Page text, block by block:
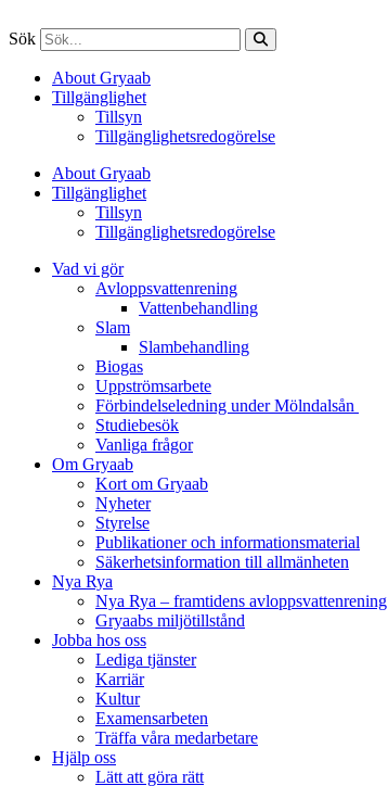
Sök
About Gryaab
Tillgänglighet
Tillsyn
Tillgänglighetsredogörelse
About Gryaab
Tillgänglighet
Tillsyn
Tillgänglighetsredogörelse
Vad vi gör
Avloppsvattenrening
Vatten­behandling
Slam
Slambehandling
Biogas
Uppströmsarbete
Förbindelseledning under Mölndalsån
Studiebesök
Vanliga frågor
Om Gryaab
Kort om Gryaab
Nyheter
Styrelse
Publikationer och informationsmaterial
Säkerhetsinformation till allmänheten
Nya Rya
Nya Rya – framtidens avloppsvattenrening
Gryaabs miljötillstånd
Jobba hos oss
Lediga tjänster
Karriär
Kultur
Examensarbeten
Träffa våra medarbetare
Hjälp oss
Lätt att göra rätt